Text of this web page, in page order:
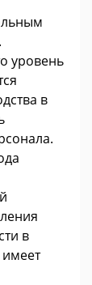
уровень
в
в